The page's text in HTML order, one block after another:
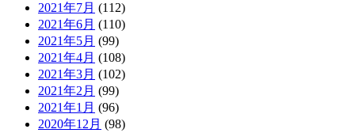
2021年7月 (112)
2021年6月 (110)
2021年5月 (99)
2021年4月 (108)
2021年3月 (102)
2021年2月 (99)
2021年1月 (96)
2020年12月 (98)